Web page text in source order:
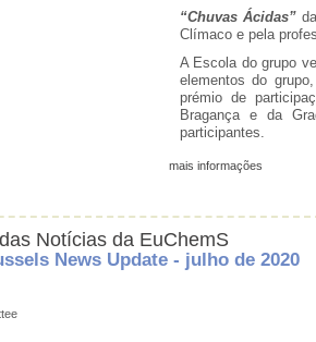
“Chuvas Ácidas”da
Clímaco e pela
A Escola do grupo
elementos do
prémio de
Bragança e da
participantes.
mais informações
Notícias da EuChemS
News Update - julho de 2020